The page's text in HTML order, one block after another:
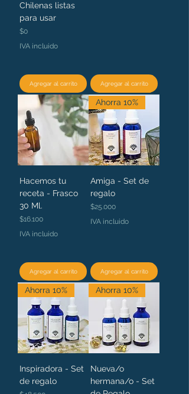
Chilenas listas
para usar
Precio
$0
IVA incluido
Agregar al carrito Agregar al carrito
Hacemos tu
receta - Frasco
30 Ml.
Precio
$16.100
IVA incluido
Agregar al carrito
Ahorra 10%
Amiga - Set de
regalo
Precio
$25.000
IVA incluido
Agregar al carrito
Ahorra 10%
Inspiradora - Set
de regalo
Ahorra 10%
Nueva/o
hermana/o - Set